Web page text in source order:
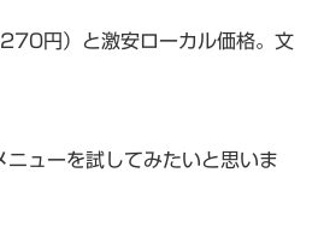
円）と激安ローカル価格。文
ューを試してみたいと思いま